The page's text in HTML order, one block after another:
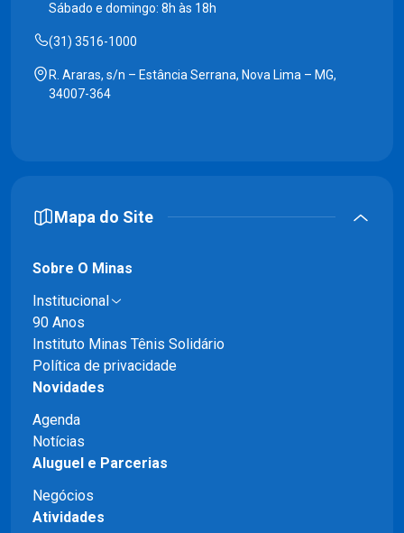
Sábado e domingo: 8h às 18h
(31) 3516-1000
R. Araras, s/n – Estância Serrana, Nova Lima – MG,
34007-364
Mapa do Site
Sobre O Minas
Institucional
90 Anos
Instituto Minas Tênis Solidário
Política de privacidade
Novidades
Agenda
Notícias
Aluguel e Parcerias
Negócios
Atividades